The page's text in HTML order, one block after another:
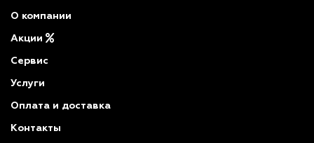
О компании
Акции
Сервис
Услуги
Оплата и доставка
Контакты